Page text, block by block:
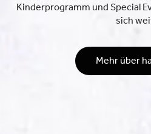
Kinderprogramm und Special
sich
Mehr über